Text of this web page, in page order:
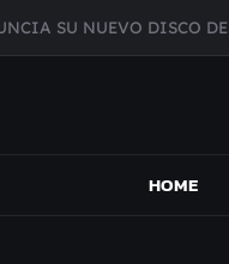
SU NUEVO DISCO
INHIBIDOR, UNA
HOME